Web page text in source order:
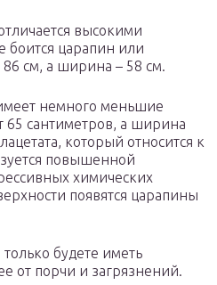
высокими
боится царапин или
86 см, а ширина – 58 см.
немного меньшие
65 сантиметров, а ширина
который относится к
повышенной
химических
появятся царапины
будете иметь
от порчи и загрязнений.